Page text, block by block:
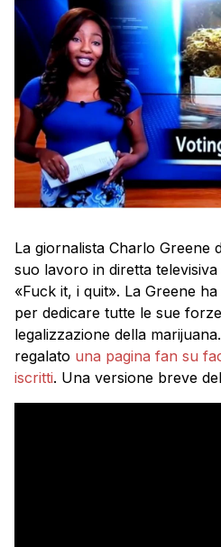
La giornalista Charlo Greene
suo lavoro in diretta
«Fuck it, i quit». La Greene
per dedicare tutte le sue
legalizzazione della
regalato una pagina fan su
iscritti. Una versione breve